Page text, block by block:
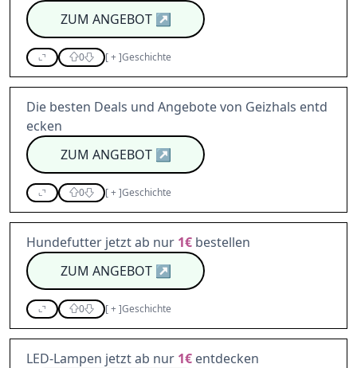
ZUM ANGEBOT↗
0 [+]Geschichte
Die besten Deals und Angebote von Geizhals entd
ecken
ZUM ANGEBOT↗
0 [+]Geschichte
Hundefutter jetzt ab nur 1€ bestellen
ZUM ANGEBOT↗
0 [+]Geschichte
LED-Lampen jetzt ab nur 1€ entdecken